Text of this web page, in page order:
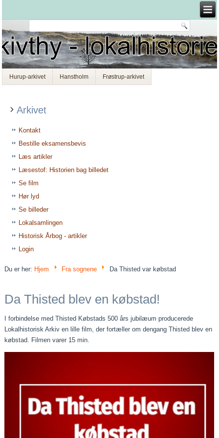
Hurup-arkivet Hanstholm Frøstrup-arkivet
Arkivet
Kontakt
Bestille eksamensbevis
Læs artikler
Læsestof: Historien bag billedet
Se film
Hør lyd
Se billeder
Lokalsamlingen
Historisk Årbog - artikler
Login
Du er her: Hjem Fra sognene Da Thisted var købstad
Da Thisted blev en købstad!
I forbindelse med Thisted Købstads 500 års jubilæum producerede
Lokalhistorisk Arkiv en lille film, der fortæller om dengang Thisted blev en
købstad. Filmen varer 15 min.